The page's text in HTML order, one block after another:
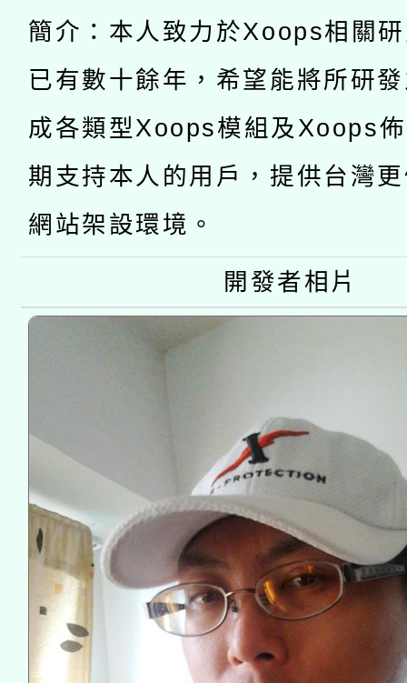
年度健康促進學校輔導
業成長研習」實施計畫
原住民族教育政策研討
族教育國際趨勢與發展
轉知教育部國民及學前
新北市政府教育局辦理
師專業成長研習實施計
方素養工作坊新北場」
函轉國立臺灣師範大學
族語言臺北學習中心
「族語學習班」招生簡
轉知有關國立成功大學
文教學共融平台-教案
件」活動簡章
年度COVID-19疫苗接
接種對象擴大為「滿6
接種之民眾」措施，延
月28日止
簡介：本人致力於Xoops相關
已有數十餘年，希望能將所研
成各類型Xoops模組及Xoops
期支持本人的用戶，提供台灣
網站架設環境。
開發者相片